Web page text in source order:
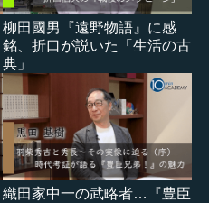
柳田國男『遠野物語』に感
銘、折口が説いた「生活の古
典」
織田家中一の武略者…『豊臣